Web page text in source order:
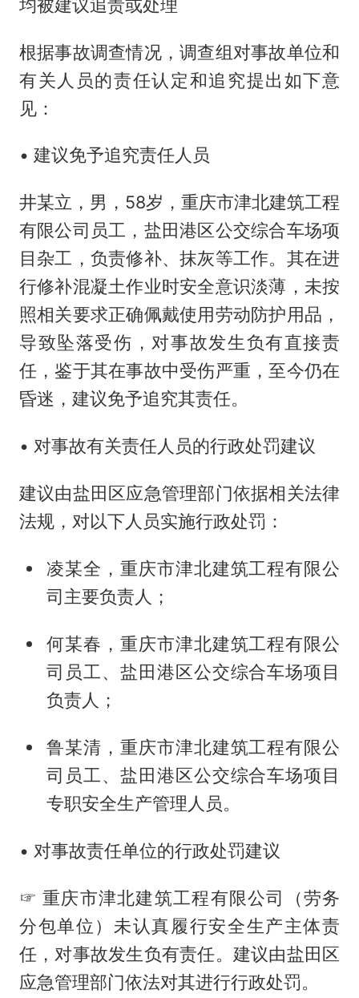
均被建议追责或处理
根据事故调查情况，调查组对事故单位和
有关人员的责任认定和追究提出如下意
见：
• 建议免予追究责任人员
井某立，男，58岁，重庆市津北建筑工程
有限公司员工，盐田港区公交综合车场项
目杂工，负责修补、抹灰等工作。其在进
行修补混凝土作业时安全意识淡薄，未按
照相关要求正确佩戴使用劳动防护用品，
导致坠落受伤，对事故发生负有直接责
任，鉴于其在事故中受伤严重，至今仍在
昏迷，建议免予追究其责任。
• 对事故有关责任人员的行政处罚建议
建议由盐田区应急管理部门依据相关法律
法规，对以下人员实施行政处罚：
凌某全，重庆市津北建筑工程有限公
司主要负责人；
何某春，重庆市津北建筑工程有限公
司员工、盐田港区公交综合车场项目
负责人；
鲁某清，重庆市津北建筑工程有限公
司员工、盐田港区公交综合车场项目
专职安全生产管理人员。
• 对事故责任单位的行政处罚建议
☞ 重庆市津北建筑工程有限公司（劳务
分包单位）未认真履行安全生产主体责
任，对事故发生负有责任。建议由盐田区
应急管理部门依法对其进行行政处罚。